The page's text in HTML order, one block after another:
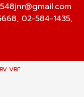
, 02-584-1435,
VRF